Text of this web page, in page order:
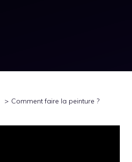
Comment faire la peinture ?